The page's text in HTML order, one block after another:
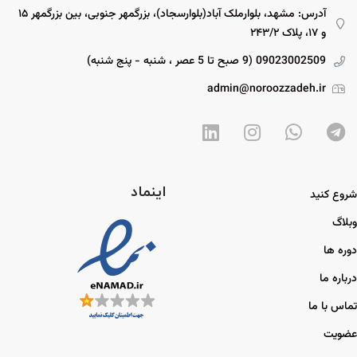
آدرس: مشهد، بلوارملک آباد(بلوارسجاد)، بزرگمهر جنوبی، بین بزرگمهر ۱۵
و ۱۷، پلاک ۲۴۳/۲
09023002509 (9 صبح تا 5 عصر ، شنبه - پنج شنبه)
admin@noroozzadeh.ir
شروع کنید
وبلاگ
دوره ها
درباره ما
تماس با ما
عضویت
اینماد